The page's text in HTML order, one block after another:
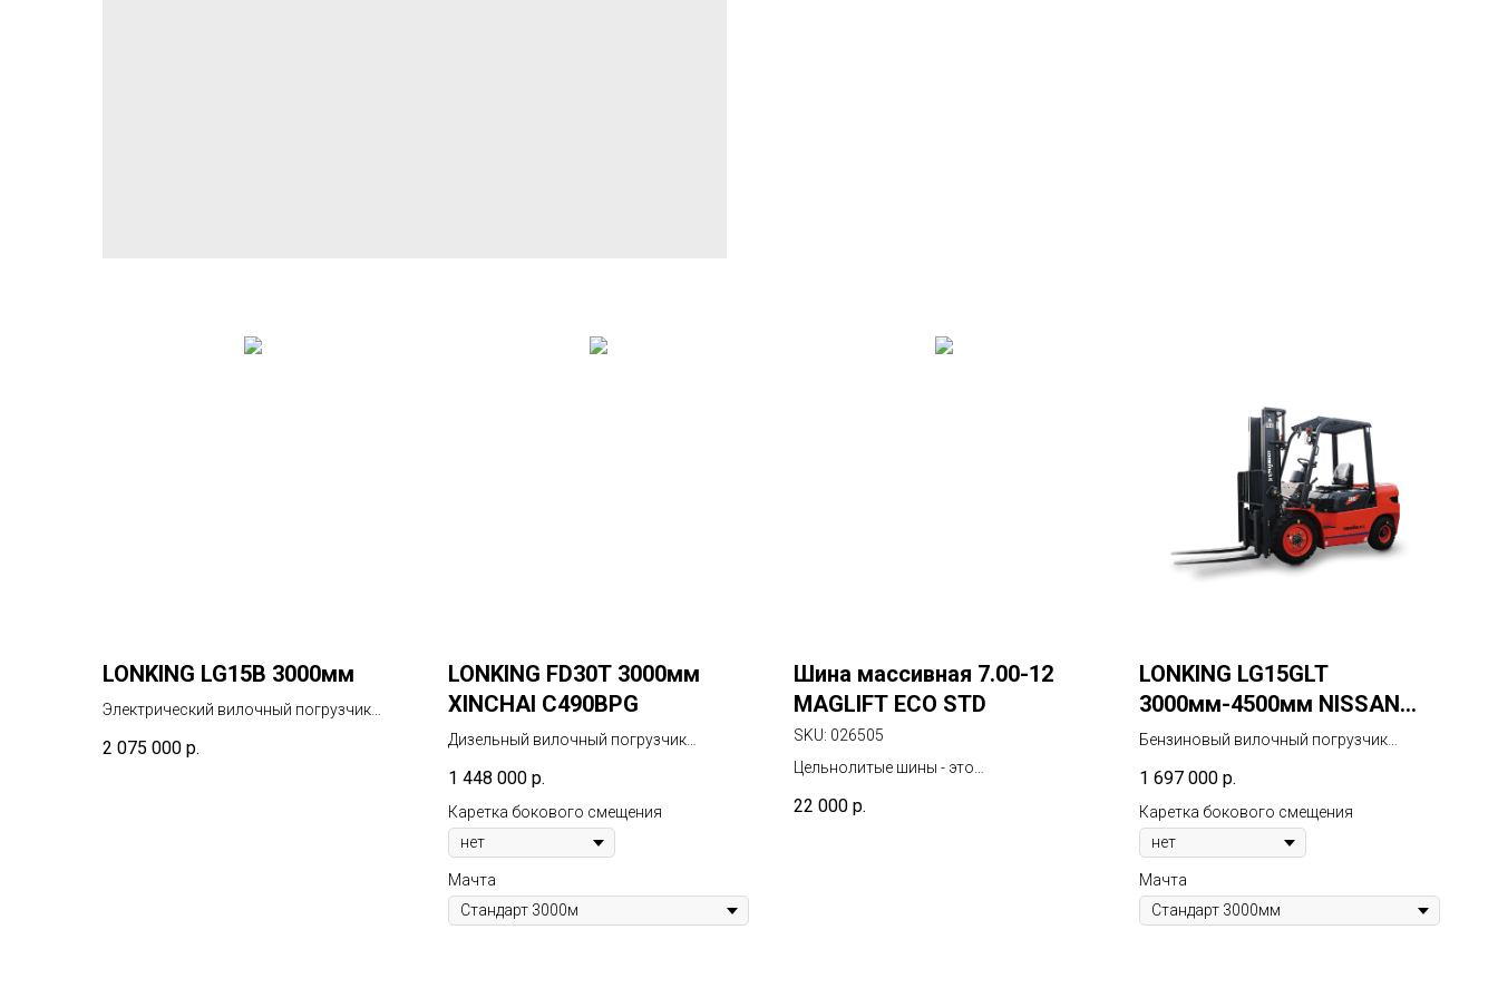
LONKING LG15B 3000мм
Электрический вилочный погрузчик
2 075 000 р.
LONKING FD30T 3000мм
XINCHAI C490BPG
Дизельный вилочный погрузчик
1 448 000 р.
Каретка бокового смещения
Мачта
Шина массивная 7.00-12
MAGLIFT ECO STD
SKU: 026505
Цельнолитые шины - это
использованием специальной
22 000 р.
LONKING LG15GLT
3000мм-4500мм NISSAN
K21
Бензиновый вилочный погрузчик
1 697 000 р.
Каретка бокового смещения
Мачта